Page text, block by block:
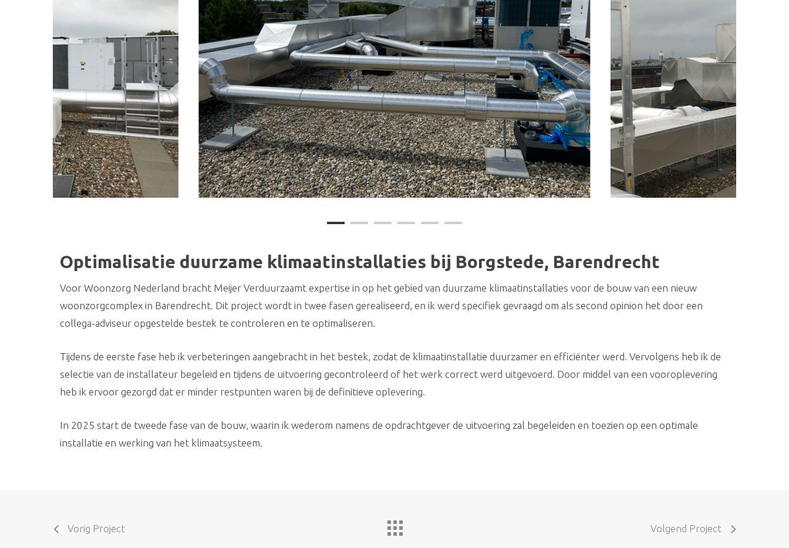
Optimalisatie duurzame klimaatinstallaties bij Borgstede, Barendrecht
Voor Woonzorg Nederland bracht Meijer Verduurzaamt expertise in op het gebied van duurzame klimaatinstallaties voor de bouw van een nieuw
woonzorgcomplex in Barendrecht. Dit project wordt in twee fasen gerealiseerd, en ik werd specifiek gevraagd om als second opinion het door een
collega-adviseur opgestelde bestek te controleren en te optimaliseren.
Tijdens de eerste fase heb ik verbeteringen aangebracht in het bestek, zodat de klimaatinstallatie duurzamer en efficiënter werd. Vervolgens heb ik de
selectie van de installateur begeleid en tijdens de uitvoering gecontroleerd of het werk correct werd uitgevoerd. Door middel van een vooroplevering
heb ik ervoor gezorgd dat er minder restpunten waren bij de definitieve oplevering.
In 2025 start de tweede fase van de bouw, waarin ik wederom namens de opdrachtgever de uitvoering zal begeleiden en toezien op een optimale
installatie en werking van het klimaatsysteem.
Vorig Project Volgend Project